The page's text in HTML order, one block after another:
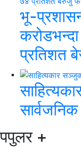
भू-
प्रतिशत
सार्वजनिक
पपुलर +